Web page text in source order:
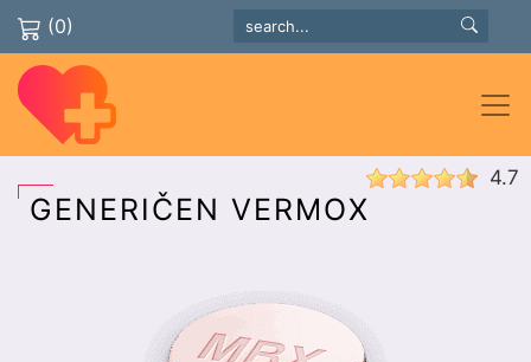
(0)
GENERIČEN VERMOX
4.7